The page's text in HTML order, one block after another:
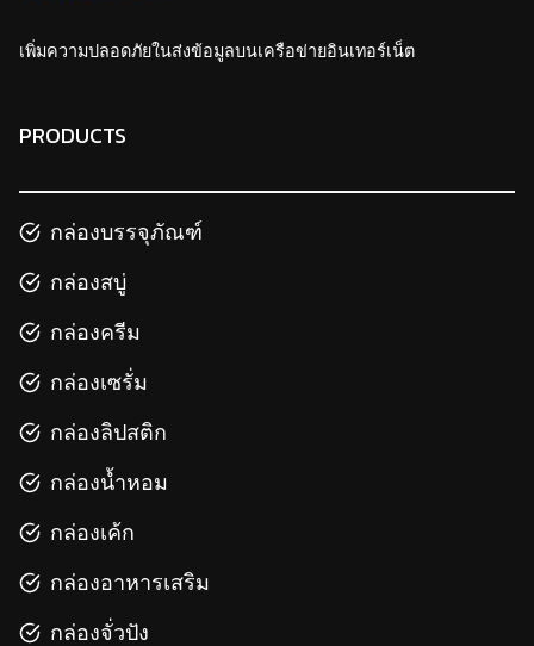
เพิ่มความปลอดภัยในส่งข้อมูลบนเครือข่ายอินเทอร์เน็ต
PRODUCTS
กล่องบรรจุภัณฑ์
กล่องสบู่
กล่องครีม
กล่องเซรั่ม
กล่องลิปสติก
กล่องน้ำหอม
กล่องเค้ก
กล่องอาหารเสริม
กล่องจั่วปัง